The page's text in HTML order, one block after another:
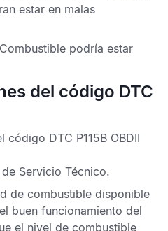
estar en malas
podría estar
del código DTC
código DTC P115B OBDII
Servicio Técnico.
de combustible disponible
buen funcionamiento del
el nivel de combustible